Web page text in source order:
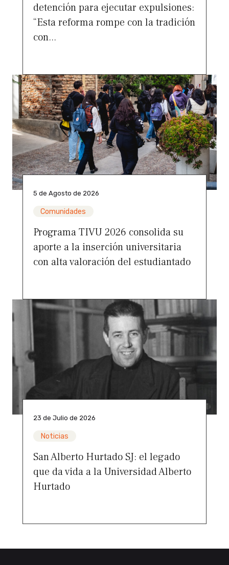
detención para ejecutar expulsiones:
“Esta reforma rompe con la tradición
con...
5 de Agosto de 2026
Comunidades
Programa TIVU 2026 consolida su
aporte a la inserción universitaria
con alta valoración del estudiantado
23 de Julio de 2026
Noticias
San Alberto Hurtado SJ: el legado
que da vida a la Universidad Alberto
Hurtado